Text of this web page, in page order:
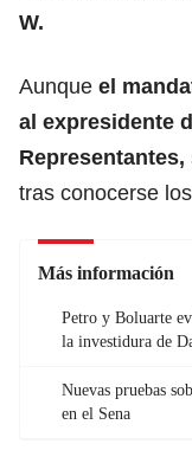
W.
Aunque el
al expresidente
Representantes,
tras conocerse
Más información
Petro y Boluarte
la investidura de
Nuevas pruebas
en el Sena